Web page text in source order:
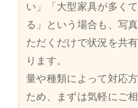
い」「大型家具が多く
る」という場合も、写
ただくだけで状況を共
ります。
量や種類によって対応
ため、まずは気軽にご